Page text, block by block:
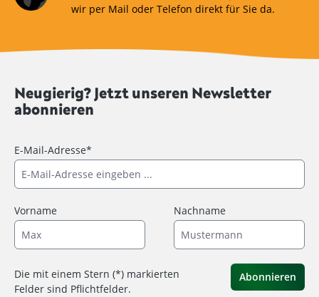
wir per Mail oder Telefon direkt für Sie da.
Neugierig? Jetzt unseren Newsletter
abonnieren
E-Mail-Adresse*
Vorname Nachname
Die mit einem Stern (*) markierten
Felder sind Pflichtfelder.
Abonnieren